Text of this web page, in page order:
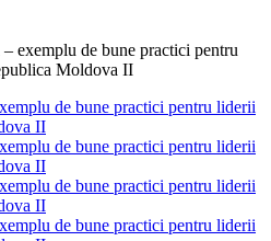
exemplu de bune practici pentru
Moldova II